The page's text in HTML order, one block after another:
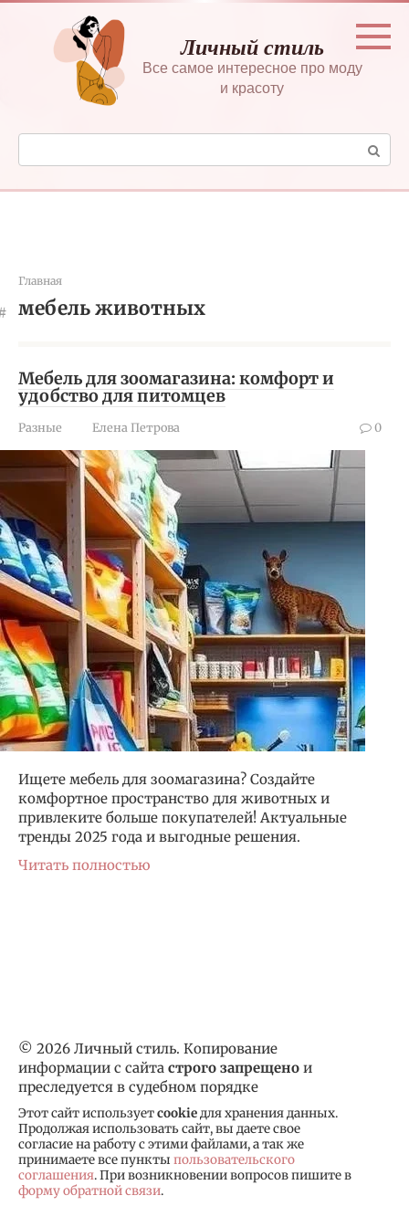
Перейти
контенту
Личный стиль
Все самое интересное про моду
и красоту
Поиск:
Главная
мебель животных
Мебель для зоомагазина: комфорт и
удобство для питомцев
Разные Елена Петрова 0
Ищете мебель для зоомагазина? Создайте
комфортное пространство для животных и
привлеките больше покупателей! Актуальные
тренды 2025 года и выгодные решения.
Читать полностью
© 2026 Личный стиль. Копирование
информации с сайта строго запрещено и
преследуется в судебном порядке
Этот сайт используетcookieдля хранения данных.
Продолжая использовать сайт, вы даете свое
согласие на работу с этими файлами, а так же
принимаете все пункты пользовательского
соглашения. При возникновении вопросов пишите в
форму обратной связи.